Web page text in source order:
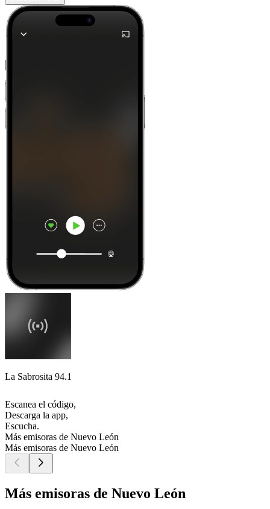
La Sabrosita 94.1
Escanea el código,
Descarga la app,
Escucha.
Más emisoras de Nuevo León
Más emisoras de Nuevo León
Más emisoras de Nuevo León